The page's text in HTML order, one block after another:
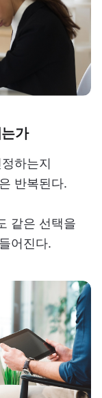
가
하는지
반복된다.
같은 선택을
어진다.